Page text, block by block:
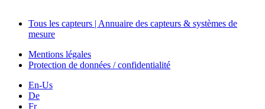
Tous les capteurs | Annuaire des capteurs & systèmes de
mesure
Mentions légales
Protection de données / confidentialité
En-Us
De
Fr